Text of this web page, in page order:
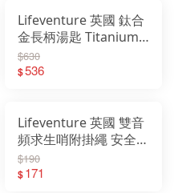
Lifeventure 英國 鈦合
金長柄湯匙 Titanium
Spoon 登山 露營 野餐
環保餐具 76210
$630
$536
Lifeventure 英國 雙音
頻求生哨附掛繩 安全夾
哨附掛繩 哨子 116分貝
T5202250
$190
$171